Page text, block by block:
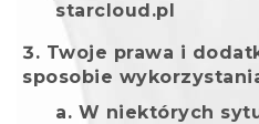
starcloud.pl
Twoje prawa i
sposobie
W niektórych